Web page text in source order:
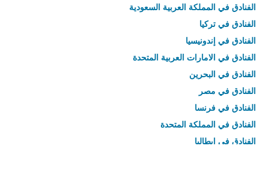
الفنادق في المملكة العربية السعودية
الفنادق في تركيا
الفنادق في إندونيسيا
الفنادق في الامارات العربية المتحدة
الفنادق في البحرين
الفنادق في مصر
الفنادق في فرنسا
الفنادق في المملكة المتحدة
الفنادق في إيطاليا